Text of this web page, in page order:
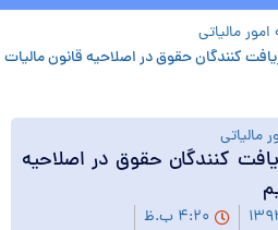
مالیاتی
کنندگان حقوق در اصلاحیه قانون مالیات
مالیاتی
کنندگان حقوق در اصلاحیه
۴:۲۰ ب.ظ